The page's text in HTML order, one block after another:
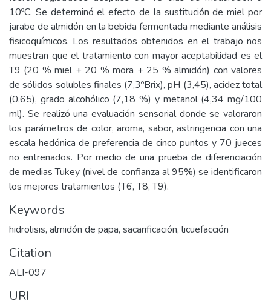
10ºC. Se determinó el efecto de la sustitución de miel por
jarabe de almidón en la bebida fermentada mediante análisis
fisicoquímicos. Los resultados obtenidos en el trabajo nos
muestran que el tratamiento con mayor aceptabilidad es el
T9 (20 % miel + 20 % mora + 25 % almidón) con valores
de sólidos solubles finales (7,3ºBrix), pH (3,45), acidez total
(0.65), grado alcohólico (7,18 %) y metanol (4,34 mg/100
ml). Se realizó una evaluación sensorial donde se valoraron
los parámetros de color, aroma, sabor, astringencia con una
escala hedónica de preferencia de cinco puntos y 70 jueces
no entrenados. Por medio de una prueba de diferenciación
de medias Tukey (nivel de confianza al 95%) se identificaron
los mejores tratamientos (T6, T8, T9).
Keywords
hidrolisis, almidón de papa, sacarificación, licuefacción
Citation
ALI-097
URI